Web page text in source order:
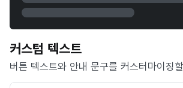
커스텀 텍스트
버튼 텍스트와 안내 문구를 커스터마이징